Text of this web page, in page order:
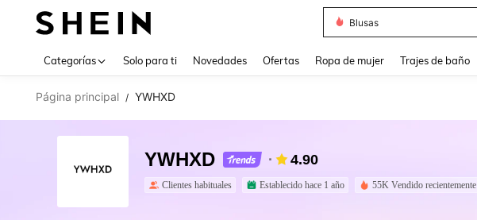
Jeans
Categorías Solo para ti Novedades Ofertas Ropa de mujer Trajes de baño
Página principal / YWHXD
YWHXD 4.90
Clientes habituales Establecido hace 1 año 55K Vendido recientemente